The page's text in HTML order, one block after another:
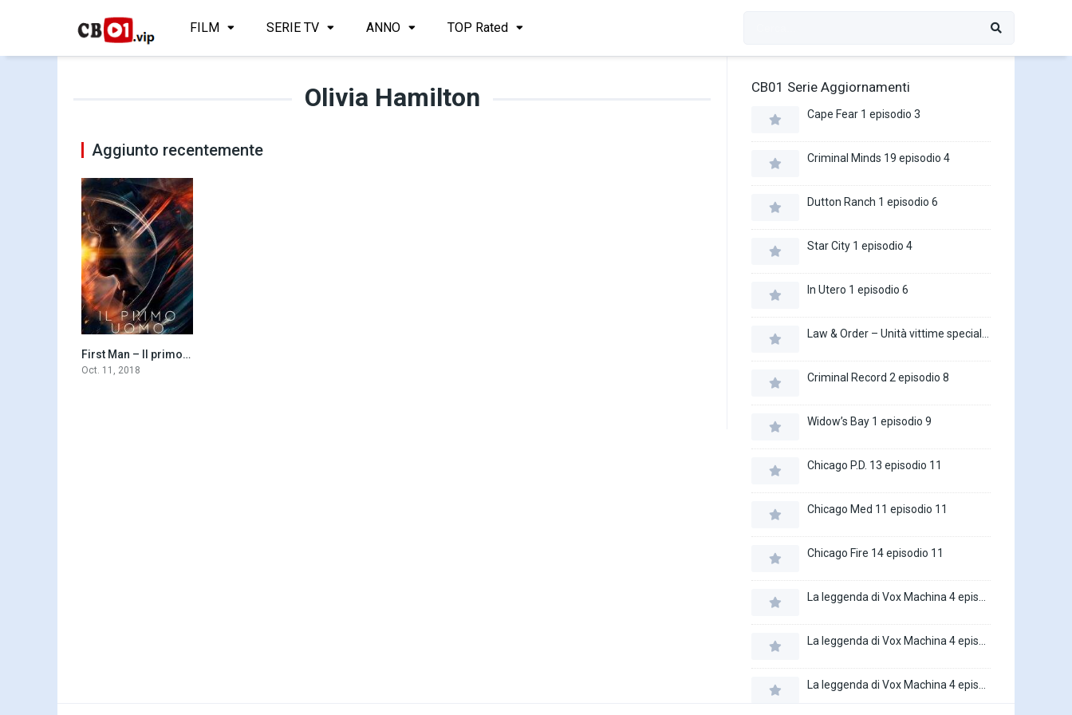
FILM SERIE TV ANNO TOP Rated
Olivia Hamilton
Aggiunto recentemente
7.4First Man – Il primo uomo (2018)
Oct. 11, 2018
CB01 Serie Aggiornamenti
Cape Fear 1 episodio 3
Criminal Minds 19 episodio 4
Dutton Ranch 1 episodio 6
Star City 1 episodio 4
In Utero 1 episodio 6
Criminal Record 2 episodio 8
Widow’s Bay 1 episodio 9
Chicago P.D. 13 episodio 11
Chicago Med 11 episodio 11
Chicago Fire 14 episodio 11